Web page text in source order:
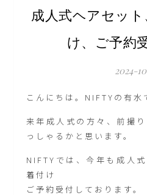
成人式ヘアセッ
け、ご予約
2024-
こんにちは。NIFTYの有水
来年成人式の方々、前撮
っしゃるかと思います。
NIFTYでは、今年も成人
着付け
ご予約受付しております。